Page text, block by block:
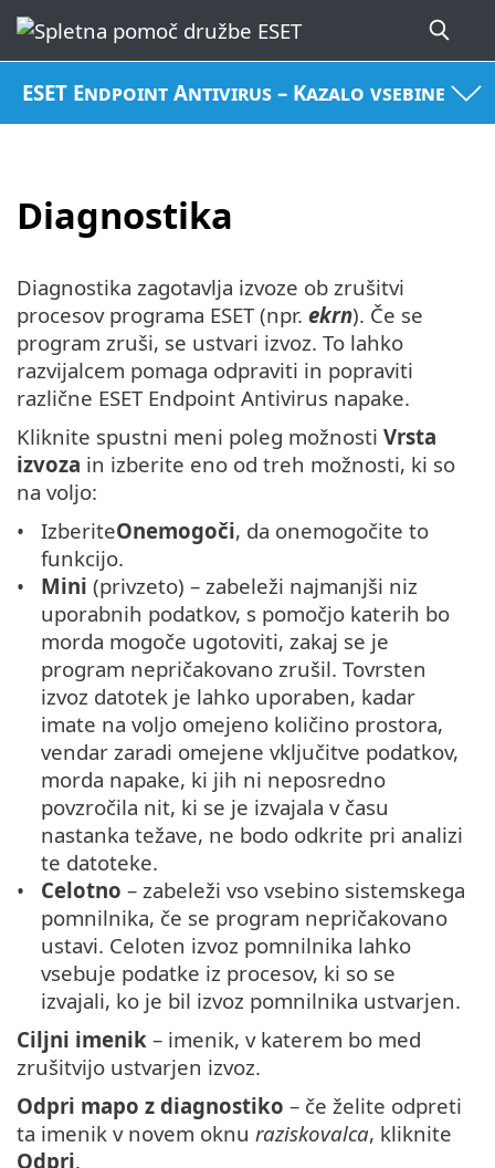
ESET Endpoint Antivirus – Kazalo vsebine
Diagnostika
Diagnostika zagotavlja izvoze ob zrušitvi
procesov programa ESET (npr. ekrn). Če se
program zruši, se ustvari izvoz. To lahko
razvijalcem pomaga odpraviti in popraviti
različne ESET Endpoint Antivirus napake.
Kliknite spustni meni poleg možnosti Vrsta
izvoza in izberite eno od treh možnosti, ki so
na voljo:
IzberiteOnemogoči, da onemogočite to
funkcijo.
Mini (privzeto) – zabeleži najmanjši niz
uporabnih podatkov, s pomočjo katerih bo
morda mogoče ugotoviti, zakaj se je
program nepričakovano zrušil. Tovrsten
izvoz datotek je lahko uporaben, kadar
imate na voljo omejeno količino prostora,
vendar zaradi omejene vključitve podatkov,
morda napake, ki jih ni neposredno
povzročila nit, ki se je izvajala v času
nastanka težave, ne bodo odkrite pri analizi
te datoteke.
Celotno – zabeleži vso vsebino sistemskega
pomnilnika, če se program nepričakovano
ustavi. Celoten izvoz pomnilnika lahko
vsebuje podatke iz procesov, ki so se
izvajali, ko je bil izvoz pomnilnika ustvarjen.
Ciljni imenik – imenik, v katerem bo med
zrušitvijo ustvarjen izvoz.
Odpri mapo z diagnostiko – če želite odpreti
ta imenik v novem oknu raziskovalca, kliknite
Odpri.